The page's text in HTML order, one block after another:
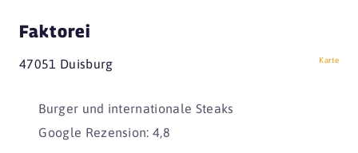
Faktorei
47051 Duisburg Karte
Burger und internationale Steaks
Google Rezension: 4,8